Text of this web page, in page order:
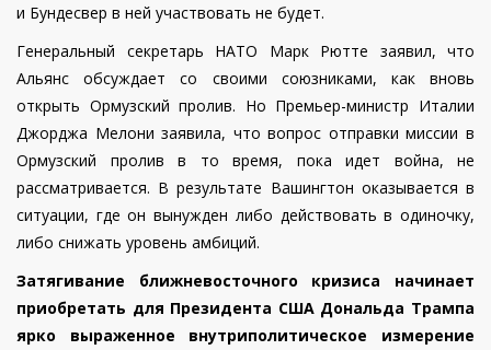
и Бундесвер в ней участвовать не будет.
Генеральный секретарь НАТО Марк Рютте заявил, что
Альянс обсуждает со своими союзниками, как вновь
открыть Ормузский пролив. Но Премьер-министр Италии
Джорджа Мелони заявила, что вопрос отправки миссии в
Ормузский пролив в то время, пока идет война, не
рассматривается. В результате Вашингтон оказывается в
ситуации, где он вынужден либо действовать в одиночку,
либо снижать уровень амбиций.
Затягивание ближневосточного кризиса начинает
приобретать для Президента США Дональда Трампа
ярко выраженное внутриполитическое измерение